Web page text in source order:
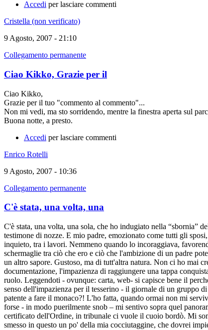
Accedi per lasciare commenti
Cristella (non verificato)
9 Agosto, 2007 - 21:10
Collegamento permanente
Ciao Kikko, Grazie per il
Ciao Kikko,
Grazie per il tuo "commento al commento"...
Non mi vedi, ma sto sorridendo, mentre la finestra aperta sul
Buona notte, a presto.
Accedi per lasciare commenti
Enrico Rotelli
9 Agosto, 2007 - 10:36
Collegamento permanente
C'è stata, una volta, una
C'è stata, una volta, una sola, che ho indugiato nella “sbornia”
testimone di nozze. E mio padre, emozionato come tutti gli
inquieto, tra i lavori. Nemmeno quando lo incoraggiava,
schermaglie tra ciò che ero e ciò che l'ambizione di un padre
un altro sapore. Gustoso, ma di tutt'altra natura. Non ci ho mai
documentazione, l'impazienza di raggiungere una tappa
ruolo. Leggendoti - ovunque: carta, web- si capisce bene il
senso dell'impazienza per il tesserino - il giornale di un gruppo
patente a fare il monaco?! L'ho fatta, quando ormai non mi
forse - in modo puerilmente snob – mi sentivo sopra quel
certificato dell'Ordine, in tribunale ci vuole il cuoio bordò. Mi
smesso in questo un po' della mia cocciutaggine, che dovrei